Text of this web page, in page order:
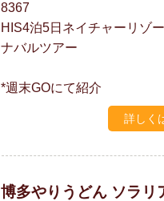
8367
HIS4泊5日ネイチャーリゾ
ナバルツアー
*週末GOにて紹介
詳しく
博多やりうどん ソラリ